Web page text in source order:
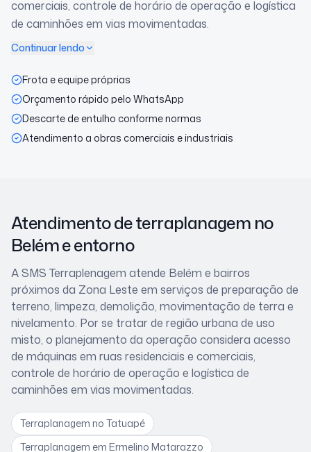
comerciais, controle de horário de operação e logística
de caminhões em vias movimentadas.
Continuar lendo
Frota e equipe próprias
Orçamento rápido pelo WhatsApp
Descarte de entulho conforme normas
Atendimento a obras comerciais e industriais
Atendimento de terraplanagem no
Beléme entorno
A SMS Terraplenagem atende Belém e bairros
próximos da Zona Leste em serviços de preparação de
terreno, limpeza, demolição, movimentação de terra e
nivelamento. Por se tratar de região urbana de uso
misto, o planejamento da operação considera acesso
de máquinas em ruas residenciais e comerciais,
controle de horário de operação e logística de
caminhões em vias movimentadas.
Terraplanagem no Tatuapé
Terraplanagem em Ermelino Matarazzo